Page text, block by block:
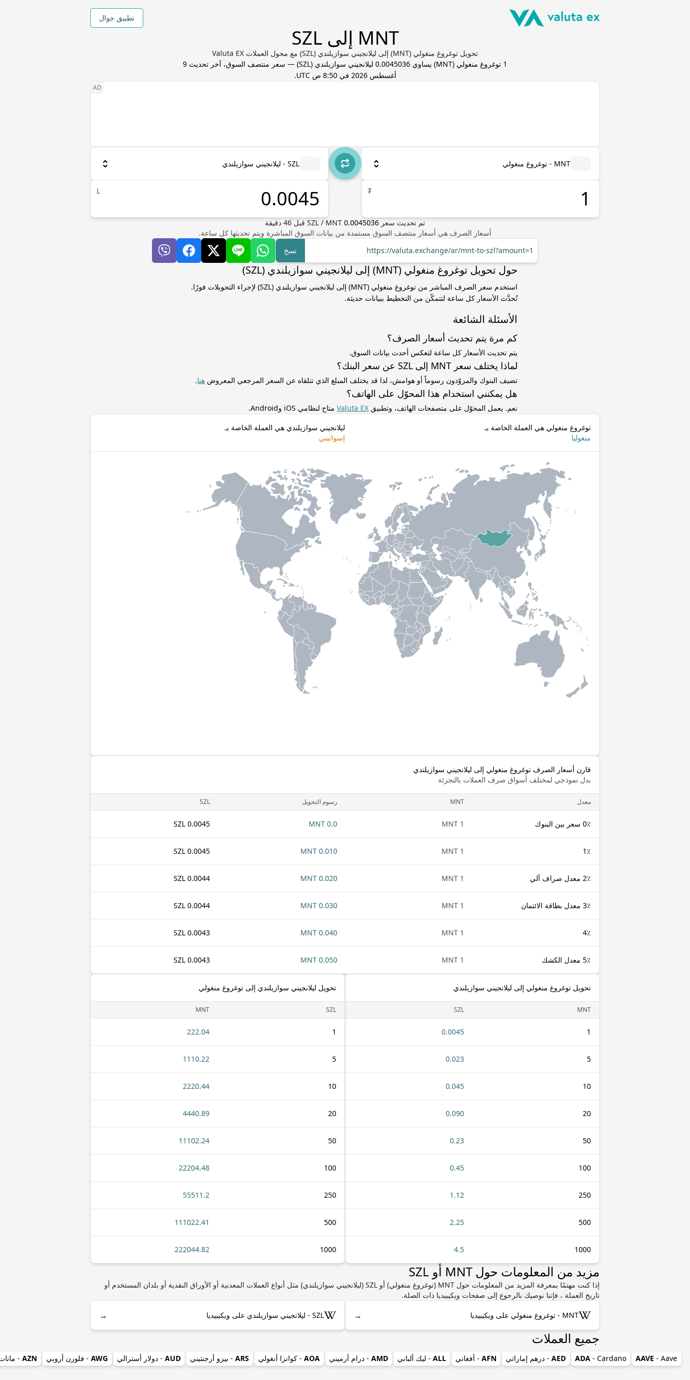
تطبيق جوال
MNT إلى SZL
تحويل توغروغ منغولي (MNT) إلى ليلانجيني سوازيلندي (SZL) مع محول العملات Valuta EX
1 توغروغ منغولي (
MNT) يساوي 0.0045036 ليلانجيني سوازيلندي (
SZL) — سعر منتصف السوق، آخر تحديث 9
أغسطس 2026 في 8:50 ص UTC
.
MNT - توغروغ منغولي
₮
SZL - ليلانجيني سوازيلندي
L
تم تحديث سعر SZL / MNT 0.0045036 قبل 46 دقيقة
أسعار الصرف هي أسعار منتصف السوق مستمدة من بيانات السوق المباشرة ويتم تحديثها كل ساعة.
https://valuta.exchange/ar/mnt-to-szl?amount=1
نسخ
حول تحويل توغروغ منغولي (MNT) إلى ليلانجيني سوازيلندي (SZL)
استخدم سعر الصرف المباشر من توغروغ منغولي (MNT) إلى ليلانجيني سوازيلندي (SZL) لإجراء التحويلات فورًا.
تُحدَّث الأسعار كل ساعة لتتمكّن من التخطيط ببيانات حديثة.
الأسئلة الشائعة
كم مرة يتم تحديث أسعار الصرف؟
يتم تحديث الأسعار كل ساعة لتعكس أحدث بيانات السوق.
لماذا يختلف سعر MNT إلى SZL عن سعر البنك؟
تضيف البنوك والمزوّدون رسوماً أو هوامش، لذا قد يختلف المبلغ الذي تتلقاه عن السعر المرجعي المعروض هنا.
هل يمكنني استخدام هذا المحوّل على الهاتف؟
نعم. يعمل المحوّل على متصفحات الهاتف، وتطبيق Valuta EX متاح لنظامي iOS وAndroid.
توغروغ منغولي هي العملة الخاصة بـ
منغوليا
ليلانجيني سوازيلندي هي العملة الخاصة بـ
إسواتيني
قارن أسعار الصرف توغروغ منغولي إلى ليلانجيني سوازيلندي
بدل نموذجي لمختلف أسواق صرف العملات بالتجزئة
معدل MNT رسوم التحويل SZL
0٪ سعر بين البنوك 1 MNT
0.0 MNT
0.0045 SZL
1٪ 1 MNT
0.010 MNT
0.0045 SZL
2٪ معدل صراف آلي 1 MNT
0.020 MNT
0.0044 SZL
3٪ معدل بطاقة الائتمان 1 MNT
0.030 MNT
0.0044 SZL
4٪ 1 MNT
0.040 MNT
0.0043 SZL
5٪ معدل الكشك 1 MNT
0.050 MNT
0.0043 SZL
تحويل توغروغ منغولي إلى ليلانجيني سوازيلندي
MNT
SZL
1
0.0045
5
0.023
10
0.045
20
0.090
50
0.23
100
0.45
250
1.12
500
2.25
1000
4.5
تحويل ليلانجيني سوازيلندي إلى توغروغ منغولي
SZL
MNT
1
222.04
5
1110.22
10
2220.44
20
4440.89
50
11102.24
100
22204.48
250
55511.2
500
111022.41
1000
222044.82
مزيد من المعلومات حول MNT أو SZL
إذا كنت مهتمًا بمعرفة المزيد من المعلومات حول MNT (توغروغ منغولي) أو SZL (ليلانجيني سوازيلندي) مثل أنواع العملات المعدنية أو الأوراق النقدية أو بلدان المستخدم أو
تاريخ العملة ، فإننا نوصيك بالرجوع إلى صفحات ويكيبيديا ذات الصلة.
MNT - توغروغ منغولي على ويكيبيديا → SZL - ليلانجيني سوازيلندي على ويكيبيديا →
جميع العملات
AAVE - Aave
ADA - Cardano
AED - درهم إماراتي AFN - أفغاني ALL - ليك ألباني AMD - درام أرميني AOA - كوانزا أنغولي ARS - بيزو أرجنتيني AUD - دولار أسترالي AWG - فلورن أروبي AZN
-